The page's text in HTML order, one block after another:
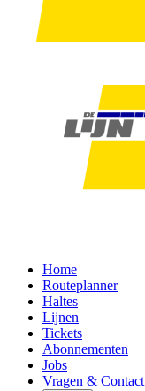
Home
Routeplanner
Haltes
Lijnen
Tickets
Abonnementen
Jobs
Vragen & Contact